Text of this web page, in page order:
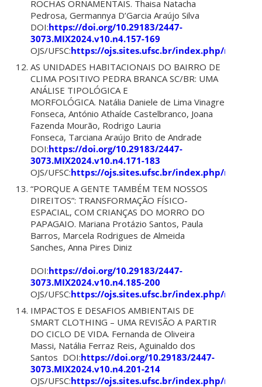
ROCHAS ORNAMENTAIS. Thaisa Natacha
Pedrosa, Germannya D’Garcia Araújo Silva
DOI:https://doi.org/10.29183/2447-
3073.MIX2024.v10.n4.157-169
OJS/UFSC:https://ojs.sites.ufsc.br/index.php/
AS UNIDADES HABITACIONAIS DO BAIRRO DE
CLIMA POSITIVO PEDRA BRANCA SC/BR: UMA
ANÁLISE TIPOLÓGICA E
MORFOLÓGICA. Natália Daniele de Lima Vinagre
Fonseca, António Athaíde Castelbranco, Joana
Fazenda Mourão, Rodrigo Lauria
Fonseca, Tarciana Araújo Brito de Andrade
DOI:https://doi.org/10.29183/2447-
3073.MIX2024.v10.n4.171-183
OJS/UFSC:https://ojs.sites.ufsc.br/index.php/
“PORQUE A GENTE TAMBÉM TEM NOSSOS
DIREITOS”: TRANSFORMAÇÃO FÍSICO-
ESPACIAL, COM CRIANÇAS DO MORRO DO
PAPAGAIO. Mariana Protázio Santos, Paula
Barros, Marcela Rodrigues de Almeida
Sanches, Anna Pires Diniz
DOI:https://doi.org/10.29183/2447-
3073.MIX2024.v10.n4.185-200
OJS/UFSC:https://ojs.sites.ufsc.br/index.php/
IMPACTOS E DESAFIOS AMBIENTAIS DE
SMART CLOTHING – UMA REVISÃO A PARTIR
DO CICLO DE VIDA. Fernanda de Oliveira
Massi, Natália Ferraz Reis, Aguinaldo dos
Santos DOI:https://doi.org/10.29183/2447-
3073.MIX2024.v10.n4.201-214
OJS/UFSC:https://ojs.sites.ufsc.br/index.php/